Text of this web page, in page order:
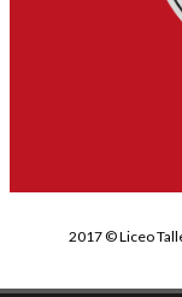
2017 © Liceo